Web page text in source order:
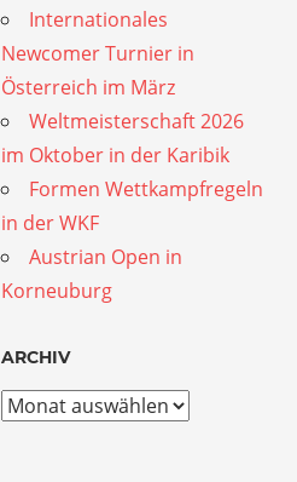
Internationales
Newcomer Turnier in
Österreich im März
Weltmeisterschaft 2026
im Oktober in der Karibik
Formen Wettkampfregeln
in der WKF
Austrian Open in
Korneuburg
ARCHIV
Archiv